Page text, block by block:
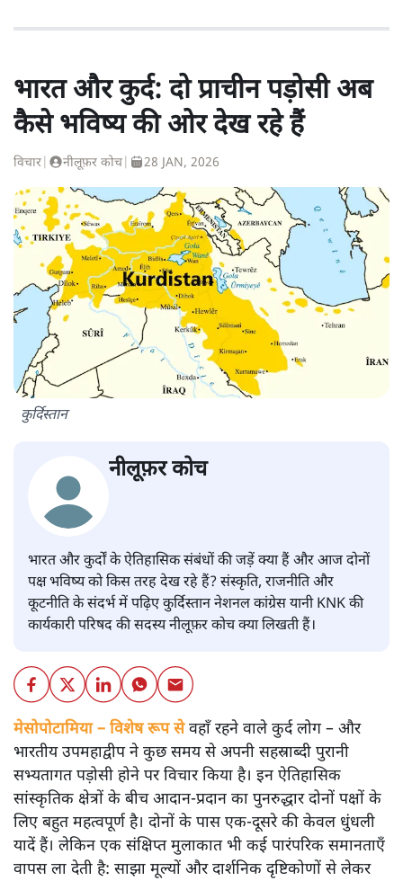
भारत और कुर्द: दो प्राचीन पड़ोसी अब
कैसे भविष्य की ओर देख रहे हैं
विचार नीलूफ़र कोच 28 JAN, 2026
कुर्दिस्तान
नीलूफ़र कोच
भारत और कुर्दों के ऐतिहासिक संबंधों की जड़ें क्या हैं और आज दोनों
पक्ष भविष्य को किस तरह देख रहे हैं? संस्कृति, राजनीति और
कूटनीति के संदर्भ में पढ़िए कुर्दिस्तान नेशनल कांग्रेस यानी KNK की
कार्यकारी परिषद की सदस्य नीलूफ़र कोच क्या लिखती हैं।
मेसोपोटामिया – विशेष रूप सेवहाँ रहने वाले कुर्द लोग – और
भारतीय उपमहाद्वीप ने कुछ समय से अपनी सहस्राब्दी पुरानी
सभ्यतागत पड़ोसी होने पर विचार किया है। इन ऐतिहासिक
सांस्कृतिक क्षेत्रों के बीच आदान-प्रदान का पुनरुद्धार दोनों पक्षों के
लिए बहुत महत्वपूर्ण है। दोनों के पास एक-दूसरे की केवल धुंधली
यादें हैं। लेकिन एक संक्षिप्त मुलाकात भी कई पारंपरिक समानताएँ
वापस ला देती है: साझा मूल्यों और दार्शनिक दृष्टिकोणों से लेकर